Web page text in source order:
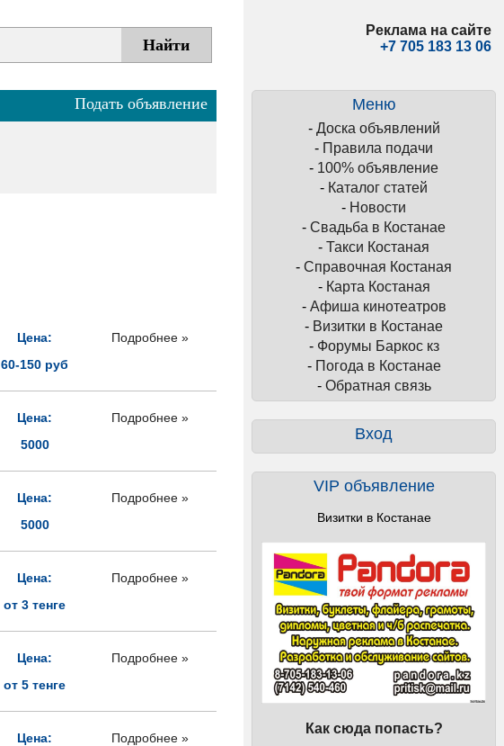
Реклама на сайте
+7 705 183 13 06
Меню
- Доска объявлений
- Правила подачи
- 100% объявление
- Каталог статей
- Новости
- Свадьба в Костанае
- Такси Костаная
- Справочная Костаная
- Карта Костаная
- Афиша кинотеатров
- Визитки в Костанае
- Форумы Баркос кз
- Погода в Костанае
- Обратная связь
Вход
VIP объявление
Визитки в Костанае
Как сюда попасть?
Подать объявление
Цена:
60-150 руб
Подробнее »
Цена:
5000
Подробнее »
Цена:
5000
Подробнее »
Цена:
от 3 тенге
Подробнее »
Цена:
от 5 тенге
Подробнее »
Цена:
Подробнее »